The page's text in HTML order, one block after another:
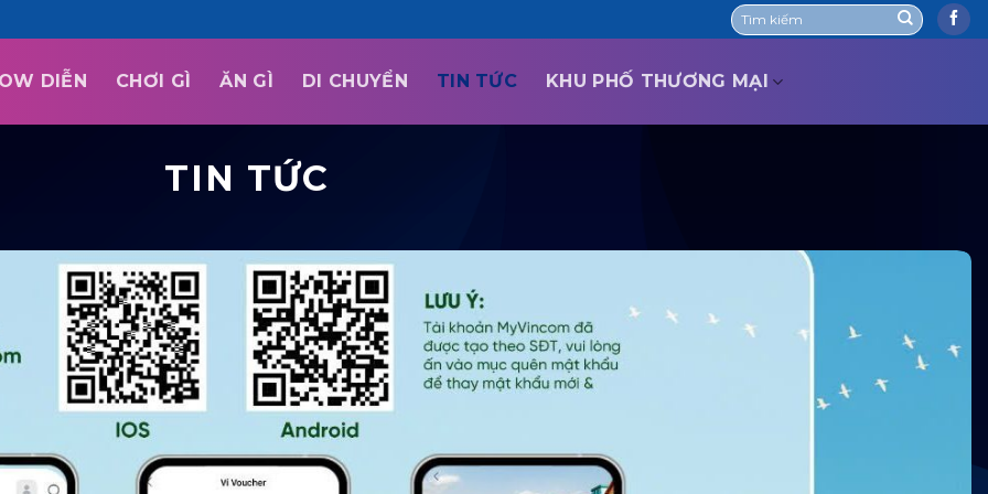
DIỄN CHƠI GÌ ĂN GÌ DI CHUYỂN TIN TỨC KHU PHỐ THƯƠNG MẠI
TIN TỨC